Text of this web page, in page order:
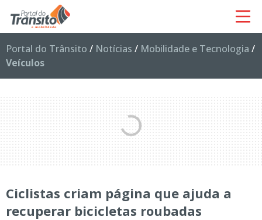
Portal do Trânsito / Notícias / Mobilidade e Tecnologia /
Veículos
Ciclistas criam página que ajuda a
recuperar bicicletas roubadas